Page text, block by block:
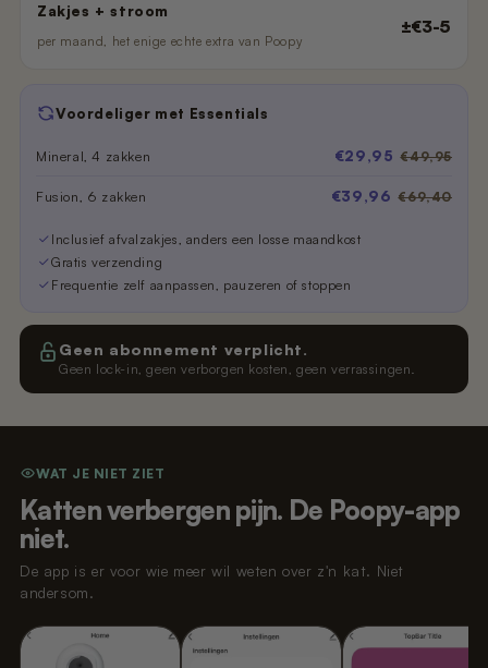
Zakjes + stroom
per maand, het enige echte extra van Poopy
±€3-5
Voordeliger met Essentials
Mineral, 4 zakken €29,95 €49,95
Fusion, 6 zakken €39,96 €69,40
Inclusief afvalzakjes, anders een losse maandkost
Gratis verzending
Frequentie zelf aanpassen, pauzeren of stoppen
Geen abonnement verplicht.
Geen lock-in, geen verborgen kosten, geen verrassingen.
WAT JE NIET ZIET
Katten verbergen pijn. De Poopy-app
niet.
De app is er voor wie meer wil weten over z'n kat. Niet
andersom.